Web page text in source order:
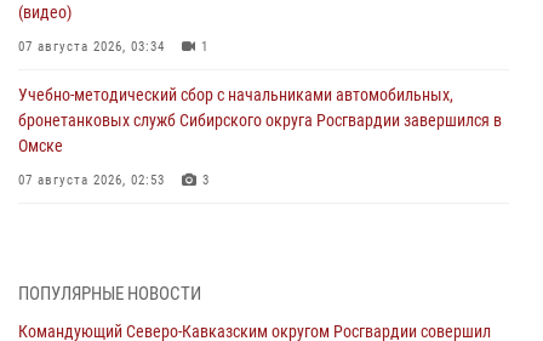
(видео)
07 августа 2026, 03:34 1
Учебно-методический сбор с начальниками автомобильных,
бронетанковых служб Сибирского округа Росгвардии завершился в
Омске
07 августа 2026, 02:53 3
ПОПУЛЯРНЫЕ НОВОСТИ
Командующий Северо-Кавказским округом Росгвардии совершил